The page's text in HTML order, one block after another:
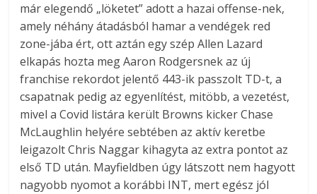
már elegendő „löketet” adott a hazai offense-nek,
amely néhány átadásból hamar a vendégek red
zone-jába ért, ott aztán egy szép Allen Lazard
elkapás hozta meg Aaron Rodgersnek az új
franchise rekordot jelentő 443-ik passzolt TD-t, a
csapatnak pedig az egyenlítést, mitöbb, a vezetést,
mivel a Covid listára került Browns kicker Chase
McLaughlin helyére sebtében az aktív keretbe
leigazolt Chris Naggar kihagyta az extra pontot az
első TD után. Mayfieldben úgy látszott nem hagyott
nagyobb nyomot a korábbi INT, mert egész jól